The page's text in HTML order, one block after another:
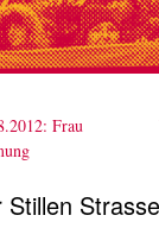
Frau
Strasse